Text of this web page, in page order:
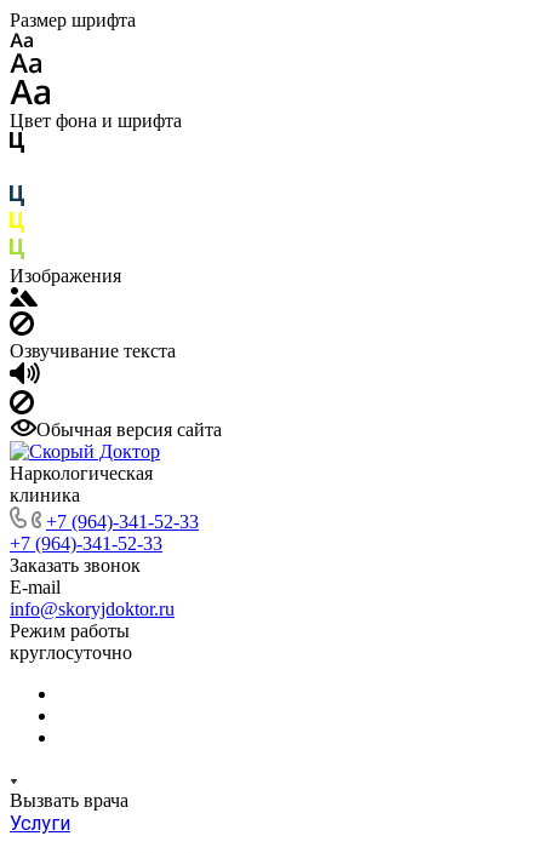
Размер шрифта
Цвет фона и шрифта
Изображения
Озвучивание текста
Обычная версия сайта
Наркологическая
клиника
+7 (964)-341-52-33
+7 (964)-341-52-33
Заказать звонок
E-mail
info@skoryjdoktor.ru
Режим работы
круглосуточно
Вызвать врача
Услуги